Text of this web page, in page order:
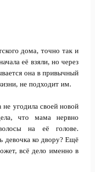
дома, точно так и
её взяли, но через
она в привычный
не подходит им.
угодила своей новой
что мама нервно
на её голове.
девочка ко двору? Ещё
всё дело именно в